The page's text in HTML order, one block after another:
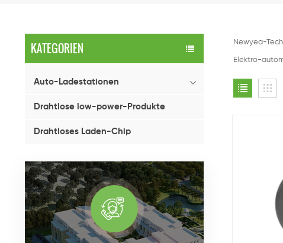
KATEGORIEN
Auto-Ladestationen
Drahtlose low-power-Produkte
Drahtloses Laden-Chip
Newyea-
Elektro-